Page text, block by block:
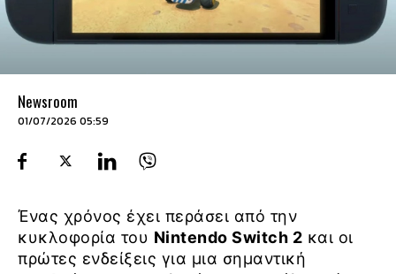
Newsroom
01/07/2026 05:59
Ένας χρόνος έχει περάσει από την
κυκλοφορία του Nintendo Switch 2 και οι
πρώτες ενδείξεις για μια σημαντική